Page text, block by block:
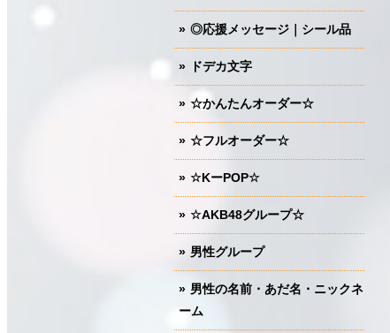
◎応援メッセージ｜シール品
ドデカ文字
☆かんたんオーダー☆
☆フルオーダー☆
☆KーPOP☆
☆AKB48グループ☆
男性グループ
男性の名前・あだ名・ニックネ
ーム